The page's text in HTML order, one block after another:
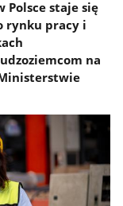
Polsce staje się
rynku pracy i
na